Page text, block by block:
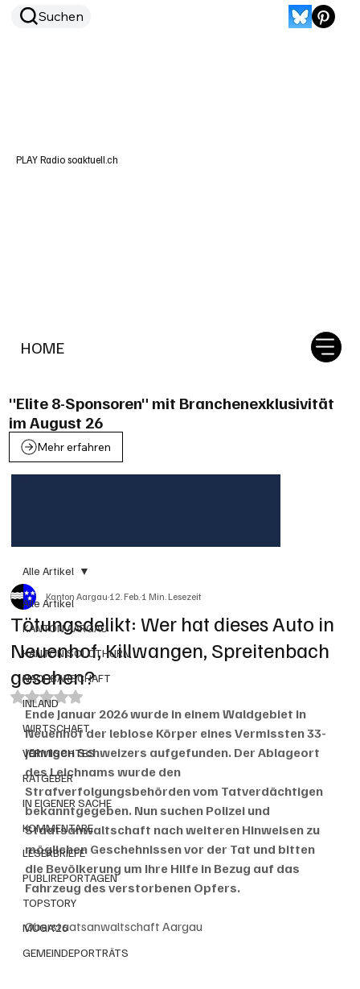
HOME
Suchen
PLAY Radio soaktuell.ch
"Elite 8-Sponsoren" mit Branchenexklusivität
im August 26
Mehr erfahren
Alle Artikel
KANTON AARGAU
KANTON SOLOTHURN
NACHBARSCHAFT
INLAND
WIRTSCHAFT
VERMISCHTES
RATGEBER
IN EIGENER SACHE
KOMMENTARE
LESERBRIEFE
PUBLIREPORTAGEN
TOPSTORY
MUGA'26
GEMEINDEPORTRÄTS
Alle Artikel
Tötungsdelikt: Wer hat dieses Auto in
Neuenhof, Killwangen, Spreitenbach
gesehen?
Kanton Aargau12. Feb.1 Min. Lesezeit
Mit NaN von 5 Sternen bewertet.
Ende Januar 2026 wurde in einem Waldgebiet in
Neuenhof der leblose Körper eines Vermissten 33-
jährigen Schweizers aufgefunden. Der Ablageort
des Leichnams wurde den
Strafverfolgungsbehörden vom Tatverdächtigen
bekanntgegeben. Nun suchen Polizei und
Staatsanwaltschaft nach weiteren Hinweisen zu
möglichen Geschehnissen vor der Tat und bitten
die Bevölkerung um Ihre Hilfe in Bezug auf das
Fahrzeug des verstorbenen Opfers.
Oberstaatsanwaltschaft Aargau